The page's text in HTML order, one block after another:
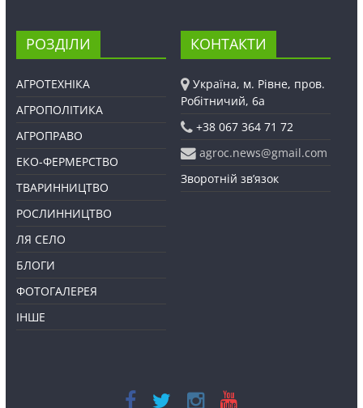
РОЗДІЛИ
АГРОТЕХНІКА
АГРОПОЛІТИКА
АГРОПРАВО
ЕКО-ФЕРМЕРСТВО
ТВАРИННИЦТВО
РОСЛИННИЦТВО
ЛЯ СЕЛО
БЛОГИ
ФОТОГАЛЕРЕЯ
ІНШЕ
КОНТАКТИ
Україна, м. Рівне, пров.
Робітничий, 6а
+38 067 364 71 72
agroc.news@gmail.com
Зворотній зв’язок